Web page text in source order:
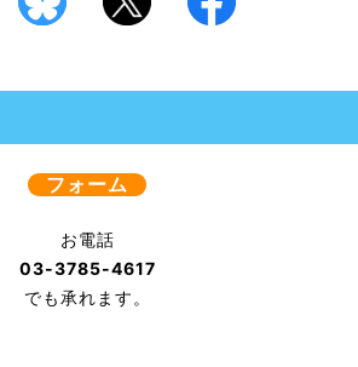
フォーム
お電話
03-3785-4617
でも承れます。